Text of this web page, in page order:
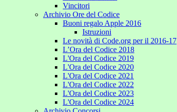
Vincitori
Archivio Ore del Codice
Buoni regalo Apple 2016
Istruzioni
Le novità di Code.org per il 2016-17
L’Ora del Codice 2018
L'Ora del Codice 2019
L'Ora del Codice 2020
L'Ora del Codice 2021
L'Ora del Codice 2022
L'Ora del Codice 2023
L'Ora del Codice 2024